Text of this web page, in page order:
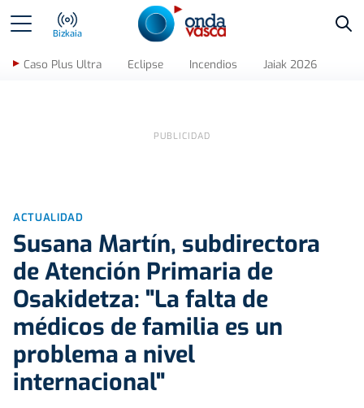
Bizkaia
Caso Plus Ultra Eclipse Incendios Jaiak 2026
ACTUALIDAD
Susana Martín, subdirectora
de Atención Primaria de
Osakidetza: "La falta de
médicos de familia es un
problema a nivel
internacional"